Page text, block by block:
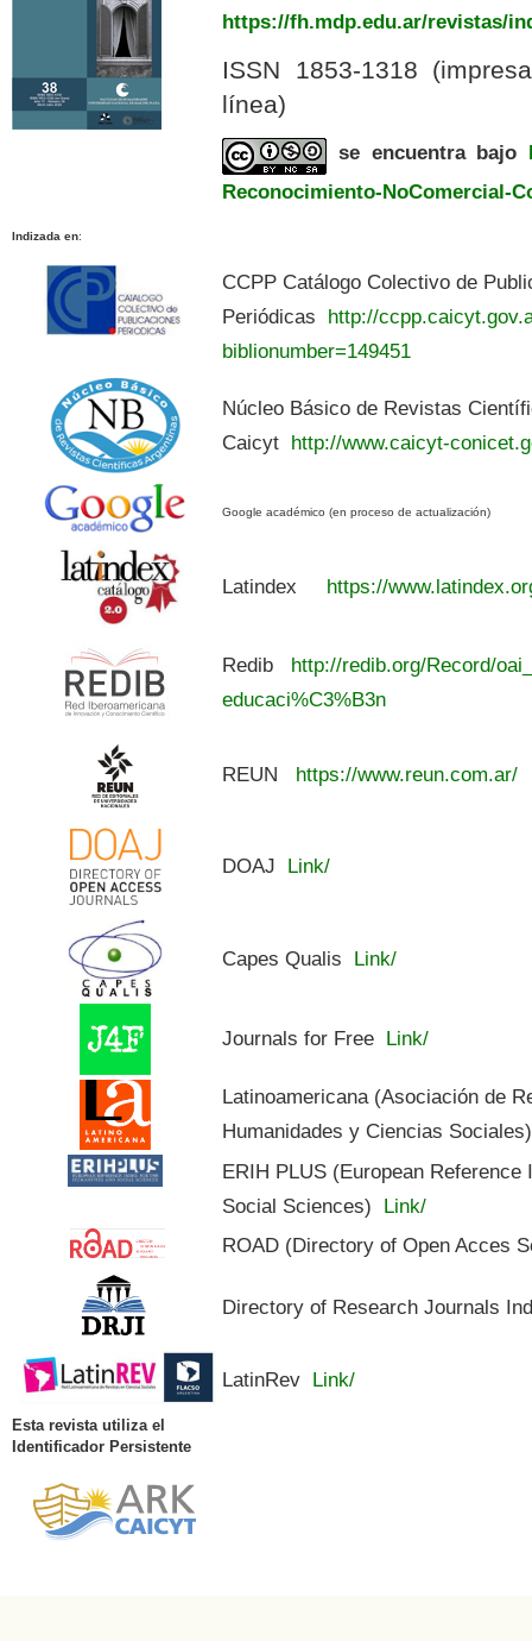
https://fh.mdp.edu.ar/revistas/
ISSN 1853-1318
línea)
se encuentra bajo
Reconocimiento-NoComercial-
Indizada en:
CCPP Catálogo Colectivo de
Periódicas http://
biblionumber=149451
Núcleo Básico de Revistas
Caicyt http://www.caicyt-
Google académico (en proceso de actualización)
Latindex https://
Redib
http://redib.org/Record/
educaci%C3%B3n
REUN https://www.reun.com.ar/
DOAJ Link/
Capes Qualis Link/
Journals for Free Link/
Latinoamericana (Asociación de
Humanidades y Ciencias Sociales)
ERIH PLUS (European
Social Sciences) Link/
ROAD (Directory of Open Acces
Directory of Research Journals
LatinRev Link/
Esta revista utiliza el
Identificador Persistente